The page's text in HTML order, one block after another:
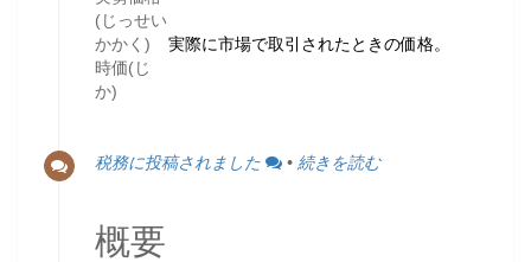
(じっせい
かかく)
時価(じ
か)
実際に市場で取引されたときの価格。
税務に投稿されました • 続きを読む
概要